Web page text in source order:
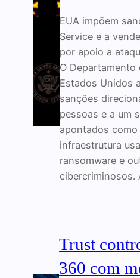
EUA impõem
Service e a
por apoio a
O Departamento
Estados Unidos
sanções
pessoas e a um
apontados
infraestrutura
ransomware e
cibercriminosos.
Trust
360 com